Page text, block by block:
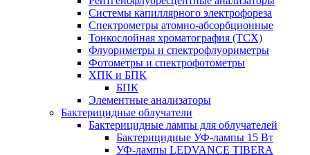
Системы капиллярного электрофореза
Спектрометры атомно-абсорбционные
Тонкослойная хроматография (ТСХ)
Флуориметры и спектрофлуориметры
Фотометры и спектрофотометры
ХПК и БПК
БПК
Элементные анализаторы
Бактерицидные облучатели
Бактерицидные лампы для облучателей
Бактерицидные УФ-лампы 15 Вт
УФ-лампы LEDVANCE TIBERA